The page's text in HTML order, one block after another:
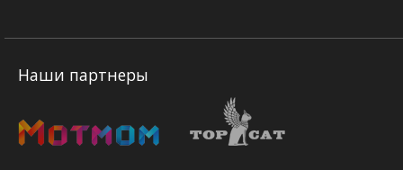
Наши партнеры